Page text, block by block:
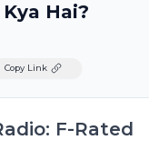
Hai?
Copy Link
F-Rated